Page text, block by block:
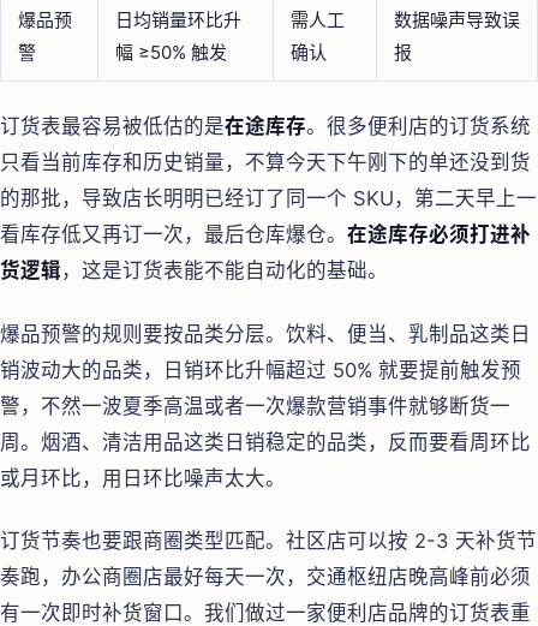
爆品预
警
日均销量环比升
幅 ≥50% 触发
需人工
确认
数据噪声导致误
报
订货表最容易被低估的是在途库存。很多便利店的订货系统
只看当前库存和历史销量，不算今天下午刚下的单还没到货
的那批，导致店长明明已经订了同一个 SKU，第二天早上一
看库存低又再订一次，最后仓库爆仓。 在途库存必须打进补
货逻辑 ，这是订货表能不能自动化的基础。
爆品预警的规则要按品类分层。饮料、便当、乳制品这类日
销波动大的品类，日销环比升幅超过 50% 就要提前触发预
警，不然一波夏季高温或者一次爆款营销事件就够断货一
周。烟酒、清洁用品这类日销稳定的品类，反而要看周环比
或月环比，用日环比噪声太大。
订货节奏也要跟商圈类型匹配。社区店可以按 2-3 天补货节
奏跑，办公商圈店最好每天一次，交通枢纽店晚高峰前必须
有一次即时补货窗口。我们做过一家便利店品牌的订货表重